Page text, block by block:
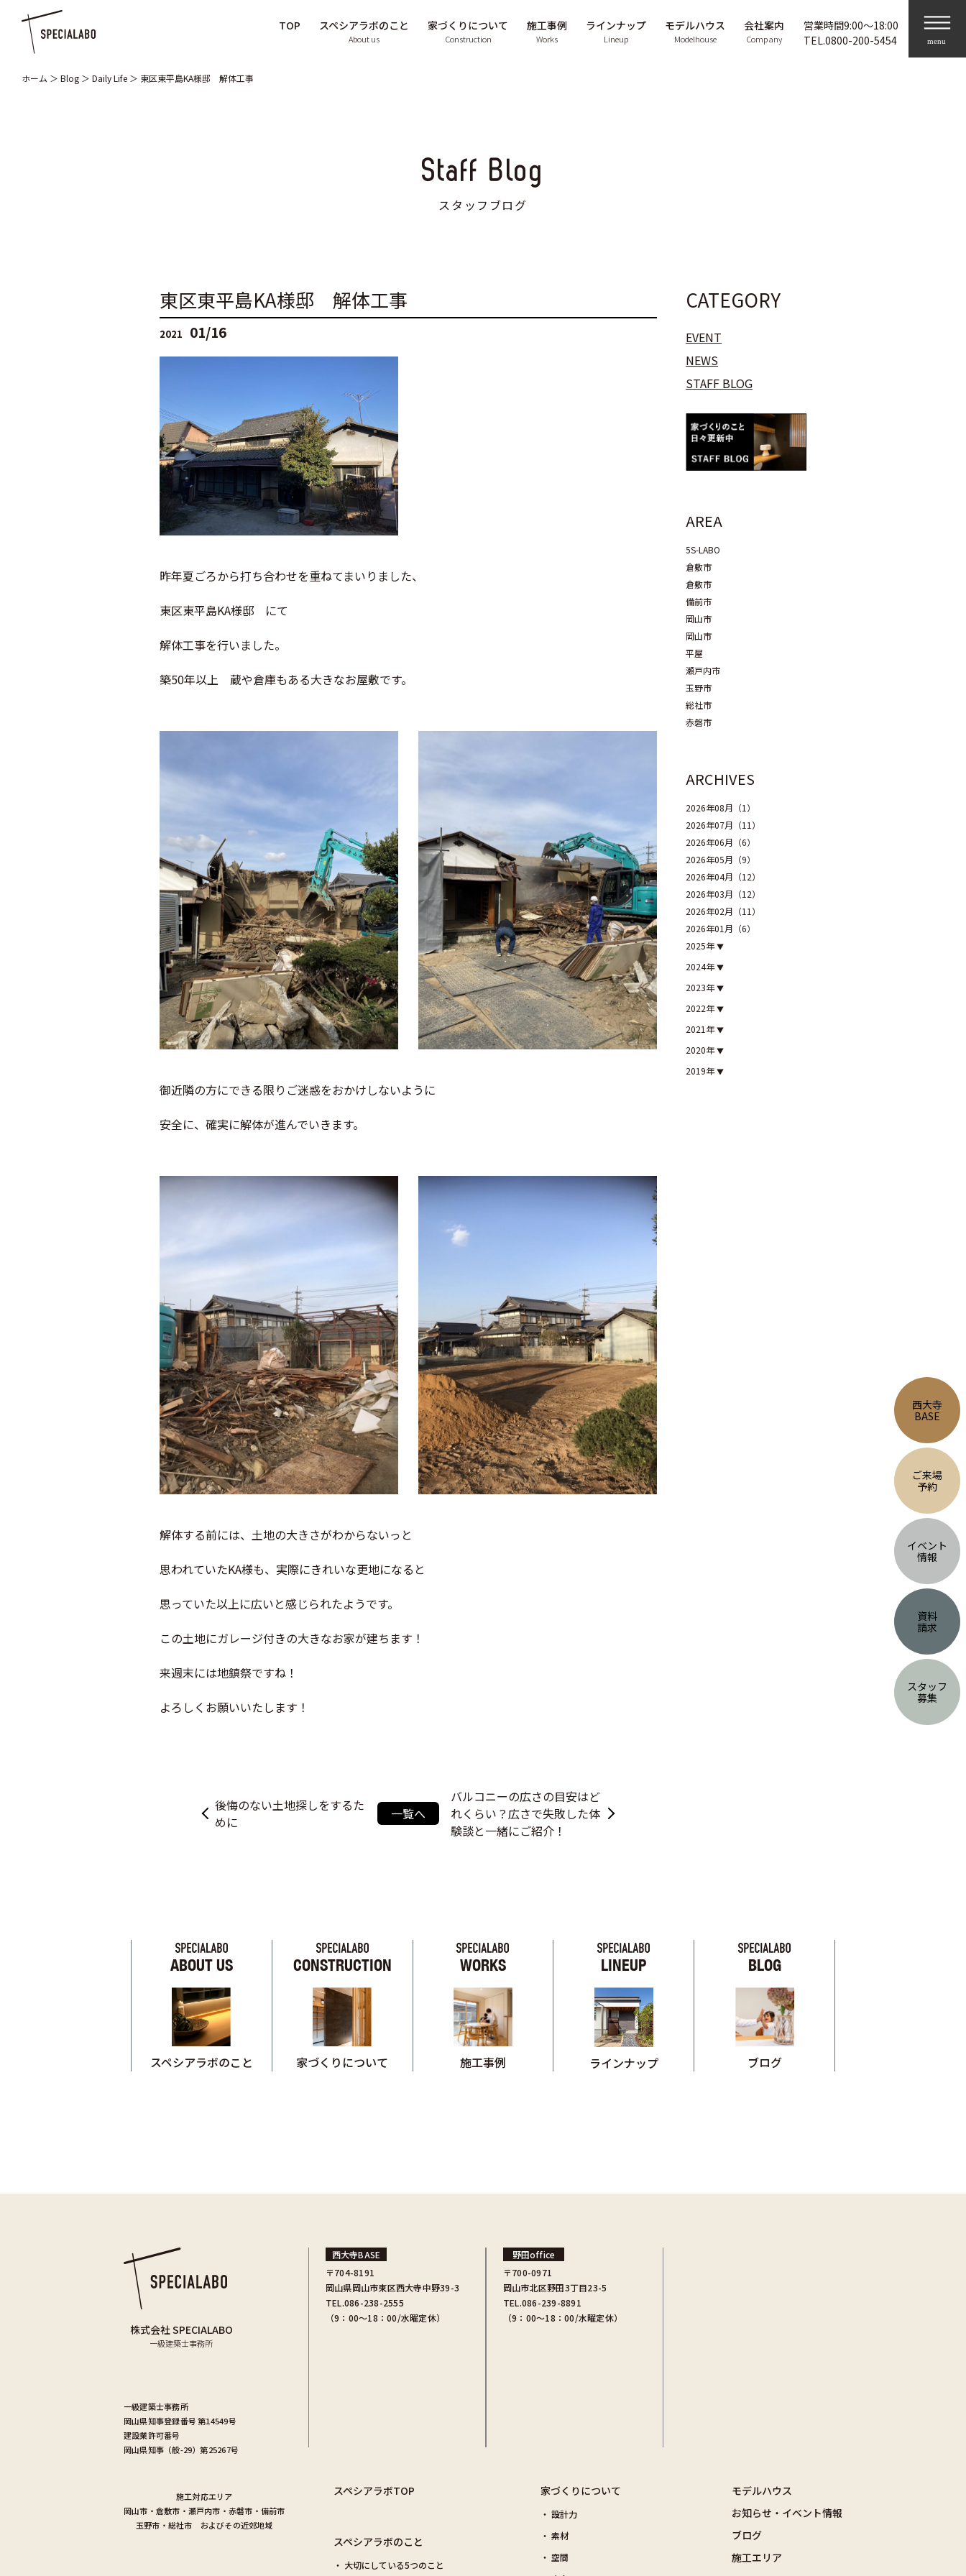
TOP スペシアラボのこと
About us
家づくりについて
Construction
施工事例
Works
ラインナップ
Lineup
モデルハウス
Modelhouse
会社案内
Company
営業時間9:00〜18:00
TEL.0800-200-5454
ホーム ＞ Blog ＞ Daily Life ＞ 東区東平島KA様邸 解体工事
Staff Blog
スタッフブログ
東区東平島KA様邸 解体工事
2021 01/16
昨年夏ごろから打ち合わせを重ねてまいりました、
東区東平島KA様邸 にて
解体工事を行いました。
築50年以上 蔵や倉庫もある大きなお屋敷です。
御近隣の方にできる限りご迷惑をおかけしないように
安全に、確実に解体が進んでいきます。
解体する前には、土地の大きさがわからないっと
思われていたKA様も、実際にきれいな更地になると
思っていた以上に広いと感じられたようです。
この土地にガレージ付きの大きなお家が建ちます！
来週末には地鎮祭ですね！
よろしくお願いいたします！
後悔のない土地探しをするた
めに
一覧へ
バルコニーの広さの目安はど
れくらい？広さで失敗した体
験談と一緒にご紹介！
CATEGORY
EVENT
NEWS
STAFF BLOG
AREA
5S-LABO
倉敷市
倉敷市
備前市
岡山市
岡山市
平屋
瀬戸内市
玉野市
総社市
赤磐市
ARCHIVES
2026年08月（1）
2026年07月（11）
2026年06月（6）
2026年05月（9）
2026年04月（12）
2026年03月（12）
2026年02月（11）
2026年01月（6）
2025年
2024年
2023年
2022年
2021年
2020年
2019年
ABOUT US
スペシアラボのこと
CONSTRUCTION
家づくりについて
WORKS
施工事例
LINEUP
ラインナップ
BLOG
ブログ
株式会社 SPECIALABO
一級建築士事務所
一級建築士事務所
岡山県知事登録番号 第14549号
建設業許可番号
岡山県知事（般-29）第25267号
施工対応エリア
岡山市 ・ 倉敷市 ・ 瀬戸内市 ・ 赤磐市 ・ 備前市
玉野市 ・ 総社市 およびその近郊地域
西大寺BASE
〒704-8191
岡山県岡山市東区西大寺中野39-3
TEL.086-238-2555
（9：00〜18：00/水曜定休）
野田office
〒700-0971
岡山市北区野田3丁目23-5
TEL.086-239-8891
（9：00〜18：00/水曜定休）
スペシアラボTOP
スペシアラボのこと
大切にしている5つのこと
家づくりについて
設計力
素材
空間
モデルハウス
お知らせ・イベント情報
ブログ
施工エリア
西大寺
BASE
ご来場
予約
イベント
情報
資料
請求
スタッフ
募集